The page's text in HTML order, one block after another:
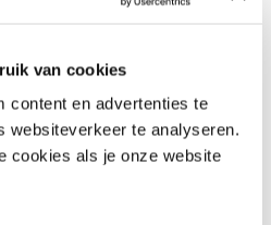
van cookies
content en advertenties te
websiteverkeer te analyseren.
cookies als je onze website